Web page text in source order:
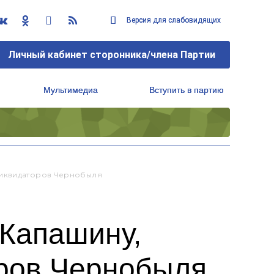
Версия для слабовидящих
Личный кабинет сторонника/члена Партии
Мультимедиа Вступить в партию
Чернобыля
Версия для слабовидящих
Личный кабинет сторонника/члена Партии
Мультимедиа Вступить в партию